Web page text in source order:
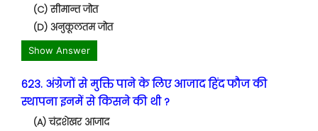
(C) सीमान्त जोत
(D) अनुकूलतम जोत
Show Answer
623. अंग्रेजों से मुक्ति पाने के लिए आजाद हिंद फौज की
स्थापना इनमें से किसने की थी ?
(A) चंद्रशेखर आजाद